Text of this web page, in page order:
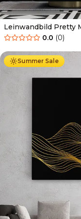
Leinwandbild Pretty
0.0 (0)
Summer Sale
Ab 39.90 € 34.90